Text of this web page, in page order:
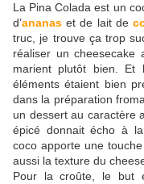
La Pina Colada est un
d’ananas et de lait de
truc, je trouve ça trop
réaliser un
marient plutôt bien.
éléments étaient bien
dans la préparation
un dessert au caractère
épicé donnait écho à
coco apporte une
aussi la texture du
Pour la croûte, le but